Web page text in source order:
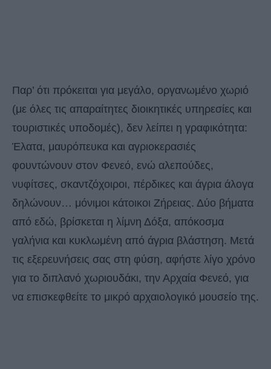
Παρ’ ότι πρόκειται για μεγάλο, οργανωμένο χωριό
(με όλες τις απαραίτητες διοικητικές υπηρεσίες και
τουριστικές υποδομές), δεν λείπει η γραφικότητα:
Έλατα, μαυρόπευκα και αγριοκερασιές
φουντώνουν στον Φενεό, ενώ αλεπούδες,
νυφίτσες, σκαντζόχοιροι, πέρδικες και άγρια άλογα
δηλώνουν… μόνιμοι κάτοικοι Ζήρειας. Δύο βήματα
από εδώ, βρίσκεται η λίμνη Δόξα, απόκοσμα
γαλήνια και κυκλωμένη από άγρια βλάστηση. Μετά
τις εξερευνήσεις σας στη φύση, αφήστε λίγο χρόνο
για το διπλανό χωριουδάκι, την Αρχαία Φενεό, για
να επισκεφθείτε το μικρό αρχαιολογικό μουσείο της.